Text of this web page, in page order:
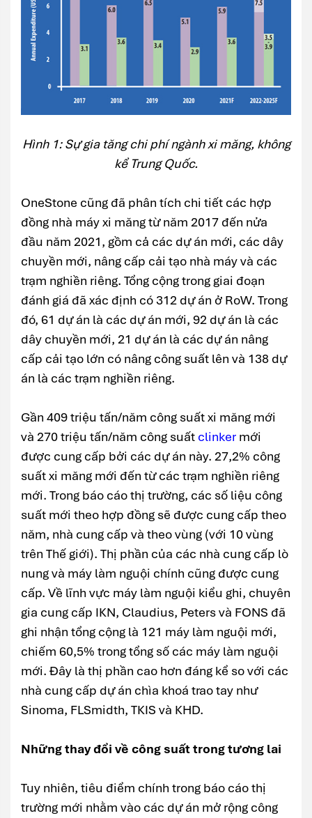
Hình 1: Sự gia tăng chi phí ngành xi măng, không
kể Trung Quốc.
OneStone cũng đã phân tích chi tiết các hợp
đồng nhà máy xi măng từ năm 2017 đến nửa
đầu năm 2021, gồm cả các dự án mới, các dây
chuyền mới, nâng cấp cải tạo nhà máy và các
trạm nghiền riêng. Tổng cộng trong giai đoạn
đánh giá đã xác định có 312 dự án ở RoW. Trong
đó, 61 dự án là các dự án mới, 92 dự án là các
dây chuyền mới, 21 dự án là các dự án nâng
cấp cải tạo lớn có nâng công suất lên và 138 dự
án là các trạm nghiền riêng.
Gần 409 triệu tấn/năm công suất xi măng mới
và 270 triệu tấn/năm công suất clinker mới
được cung cấp bởi các dự án này. 27,2% công
suất xi măng mới đến từ các trạm nghiền riêng
mới. Trong báo cáo thị trường, các số liệu công
suất mới theo hợp đồng sẽ được cung cấp theo
năm, nhà cung cấp và theo vùng (với 10 vùng
trên Thế giới). Thị phần của các nhà cung cấp lò
nung và máy làm nguội chính cũng được cung
cấp. Về lĩnh vực máy làm nguội kiểu ghi, chuyên
gia cung cấp IKN, Claudius, Peters và FONS đã
ghi nhận tổng cộng là 121 máy làm nguội mới,
chiếm 60,5% trong tổng số các máy làm nguội
mới. Đây là thị phần cao hơn đáng kể so với các
nhà cung cấp dự án chìa khoá trao tay như
Sinoma, FLSmidth, TKIS và KHD.
Những thay đổi về công suất trong tương lai
Tuy nhiên, tiêu điểm chính trong báo cáo thị
trường mới nhằm vào các dự án mở rộng công